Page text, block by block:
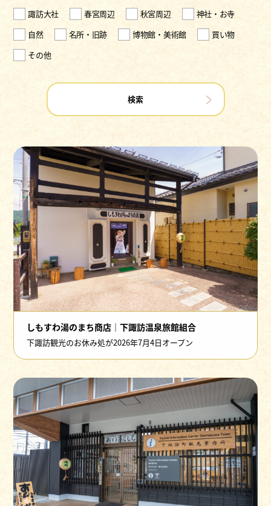
諏訪大社 春宮周辺 秋宮周辺
神社・お寺
自然
名所・旧跡 博物館・美術館
買い物
その他
検索
しもすわ湯のまち商店｜下諏訪温泉旅館組合
下諏訪観光のお休み処が2026年7月4日オープン